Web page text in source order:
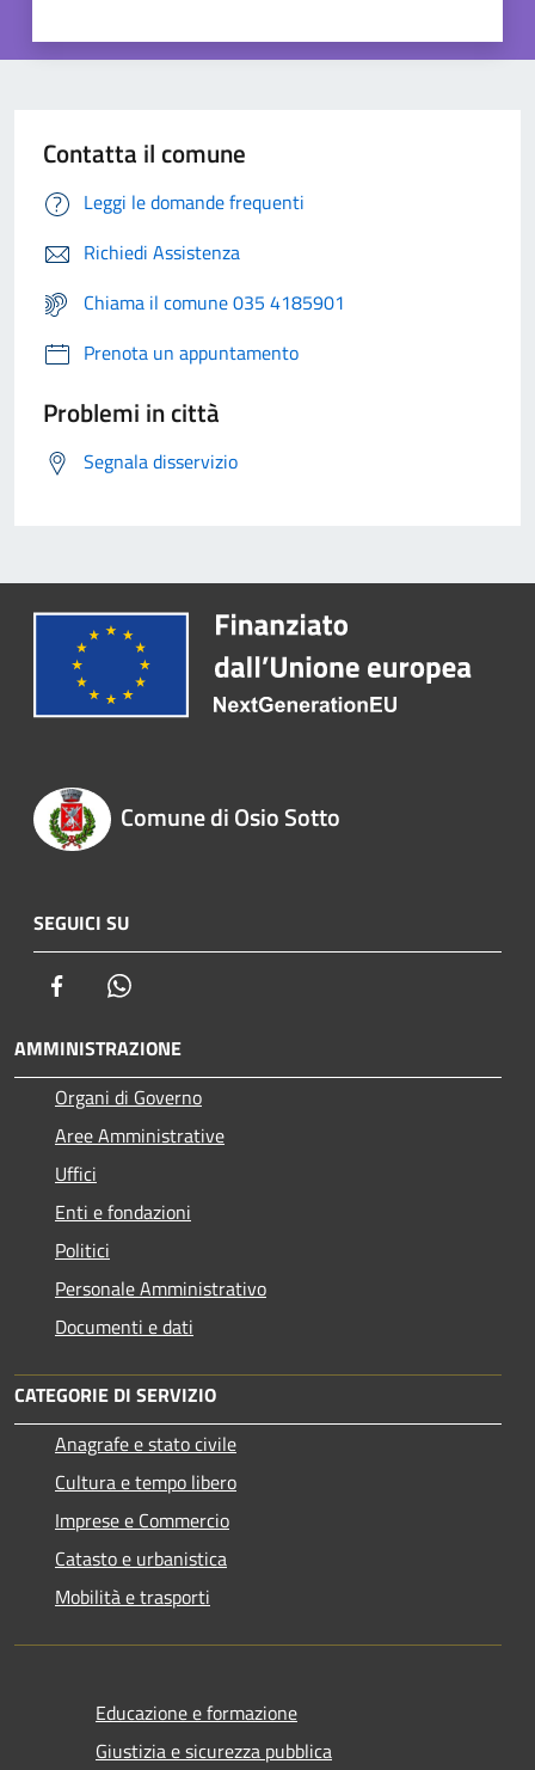
Contatta il comune
Leggi le domande frequenti
Richiedi Assistenza
Chiama il comune 035 4185901
Prenota un appuntamento
Problemi in città
Segnala disservizio
Comune di Osio Sotto
SEGUICI SU
Facebook
AMMINISTRAZIONE
Organi di Governo
Aree Amministrative
Uffici
Enti e fondazioni
Politici
Personale Amministrativo
Documenti e dati
CATEGORIE DI SERVIZIO
Anagrafe e stato civile
Cultura e tempo libero
Imprese e Commercio
Catasto e urbanistica
Mobilità e trasporti
Educazione e formazione
Giustizia e sicurezza pubblica